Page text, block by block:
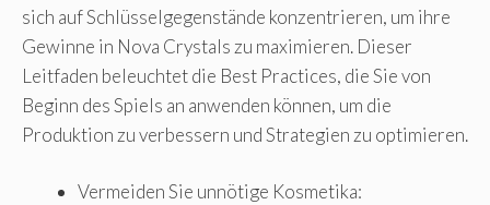
sich auf Schlüsselgegenstände konzentrieren, um ihre
Gewinne in Nova Crystals zu maximieren. Dieser
Leitfaden beleuchtet die Best Practices, die Sie von
Beginn des Spiels an anwenden können, um die
Produktion zu verbessern und Strategien zu optimieren.
Vermeiden Sie unnötige Kosmetika: